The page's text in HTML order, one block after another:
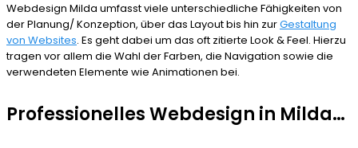
Webdesign Milda umfasst viele unterschiedliche Fähigkeiten von
der Planung/ Konzeption, über das Layout bis hin zurGestaltung
von Websites. Es geht dabei um das oft zitierte Look & Feel. Hierzu
tragen vor allem die Wahl der Farben, die Navigation sowie die
verwendeten Elemente wie Animationen bei.
Professionelles Webdesign in Milda…